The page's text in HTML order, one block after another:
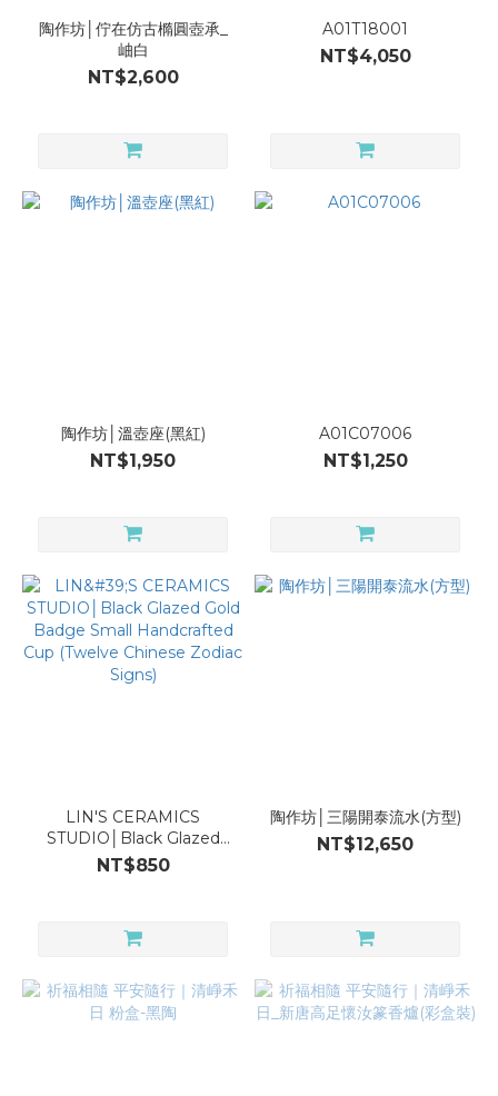
陶作坊│佇在仿古橢圓壺承_
岫白
NT$2,600
A01T18001
NT$4,050
陶作坊│溫壺座(黑紅)
NT$1,950
A01C07006
NT$1,250
LIN'S CERAMICS
STUDIO│Black Glazed
Gold Badge Small
Handcrafted Cup (Twelve
NT$850
陶作坊│三陽開泰流水(方型)
NT$12,650